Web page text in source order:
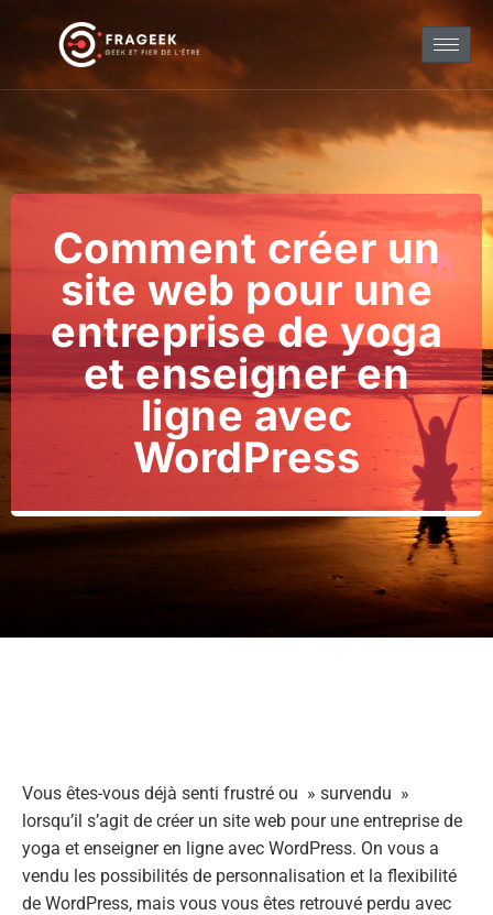
Comment créer un
site web pour une
entreprise de yoga
et enseigner en
ligne avec
WordPress
Vous êtes-vous déjà senti frustré ou » survendu »
lorsqu’il s’agit de créer un site web pour une entreprise de
yoga et enseigner en ligne avec WordPress. On vous a
vendu les possibilités de personnalisation et la flexibilité
de WordPress, mais vous vous êtes retrouvé perdu avec